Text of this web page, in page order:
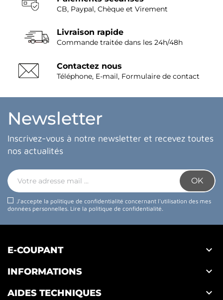
CB, Paypal, Chèque et Virement
Livraison rapide
Commande traitée dans les 24h/48h
Contactez nous
Téléphone, E-mail, Formulaire de contact
Newsletter
Inscrivez-vous à notre newsletter et recevez toutes
nos actualités
J'accepte la politique de confidentialité concernant l'utilisation des mes
données personnelles. Lire la politique de confidentialité.
E-COUPANT 
INFORMATIONS 
AIDES TECHNIQUES 